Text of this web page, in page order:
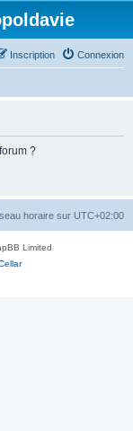
Connexion
Inscription
?
horaire sur UTC+02:00
Limited